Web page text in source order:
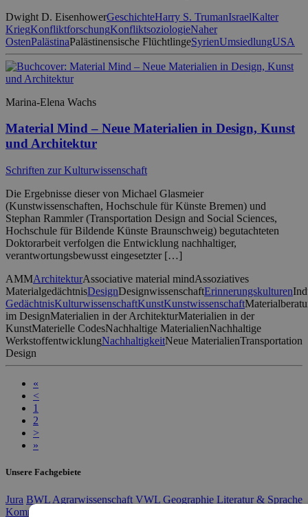
Dwight D. EisenhowerGeschichteHarry S. TrumanIsraelKalter
KriegKonfliktforschungKonfliktsoziologieNaher
OstenPalästinaPalästinensische FlüchtlingeSyrienUmsiedlungUSA
Marina-Elena Wachs
Material Mind – Neue Materialien in Design, Kunst
und Architektur
Schriften zur Kulturwissenschaft
Die Ergebnisse dieser von Michael Glasmeier
(Kunstwissenschaften, Hochschule für Künste Bremen) und
Stephan Rammler (Transportation Design and Social Sciences,
Hochschule für Bildende Künste Braunschweig) begutachteten
Doktorarbeit verfolgen die Entwicklung nachhaltiger,
verantwortungsbewusst eingesetzter […]
AMMArchitekturAssociative material mindAssoziatives
MaterialgedächtnisDesignDesignwissenschaftErinnerungskulturen
GedächtnisKulturwissenschaftKunstKunstwissenschaft
im DesignMaterialien in der ArchitekturMaterialien in der
KunstMaterielle CodesNachhaltige MaterialienNachhaltige
WerkstoffentwicklungNachhaltigkeitNeue MaterialienTransportation
Design
«
<
1
2
>
»
Unsere Fachgebiete
Jura BWL Agrarwissenschaft VWL Geographie Literatur & Sprache
Kommunikation & Medien